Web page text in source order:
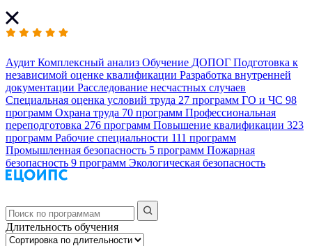
Аудит Комплексный анализ Обучение ДОПОГ Подготовка к
независимой оценке квалификации Разработка внутренней
документации Расследование несчастных случаев
Специальная оценка условий труда 27 программ ГО и ЧС 98
программ Охрана труда 70 программ Профессиональная
переподготовка 276 программ Повышение квалификации 323
программ Рабочие специальности 111 программ
Промышленная безопасность 5 программ Пожарная
безопасность 9 программ Экологическая безопасность
Длительность обучения